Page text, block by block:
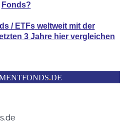
Fonds?
/ ETFsweltweit mit der
3 Jahre hier vergleichen
.DE